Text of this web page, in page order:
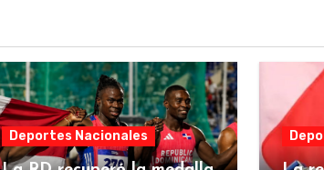
Deportes Nacionales